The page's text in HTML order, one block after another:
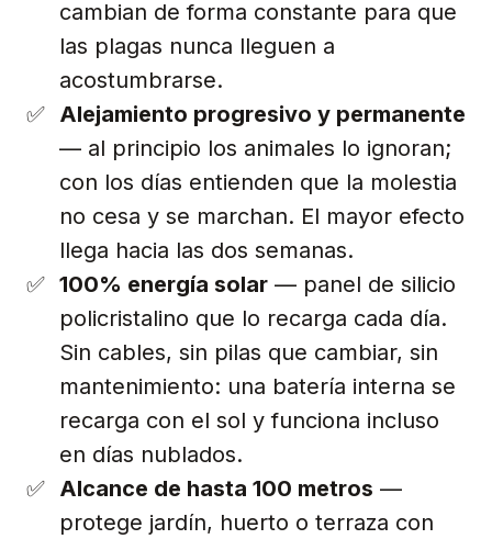
cambian de forma constante para que
las plagas nunca lleguen a
acostumbrarse.
Alejamiento progresivo y permanente
— al principio los animales lo ignoran;
con los días entienden que la molestia
no cesa y se marchan. El mayor efecto
llega hacia las dos semanas.
100% energía solar — panel de silicio
policristalino que lo recarga cada día.
Sin cables, sin pilas que cambiar, sin
mantenimiento: una batería interna se
recarga con el sol y funciona incluso
en días nublados.
Alcance de hasta 100 metros —
protege jardín, huerto o terraza con